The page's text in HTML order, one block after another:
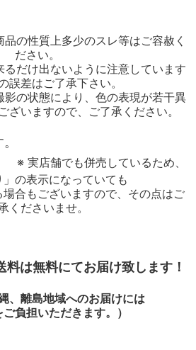
の性質上多少のスレ等はご容赦く
ださい。
だけ出ないように注意しています
誤差はご了承下さい。
の状態により、色の表現が若干異
ざいますので、ご了承ください。
※ 実店舗でも併売しているため、
」の表示になっていても
合もございますので、その点はご
くださいませ。
料は無料にてお届け致します！
、離島地域へのお届けには
負担いただきます。）